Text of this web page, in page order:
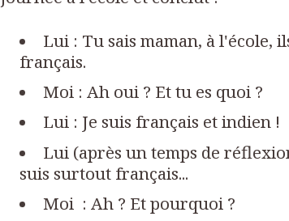
Lui : Tu sais maman, à l'école,
français.
Moi : Ah oui ? Et tu es quoi ?
Lui : Je suis français et indien !
Lui (après un temps de
suis surtout français...
Moi : Ah ? Et pourquoi ?